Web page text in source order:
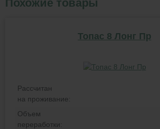
Похожие товары
Топас 8 Лонг Пр
Рассчитан
на проживание:
Объем
переработки: